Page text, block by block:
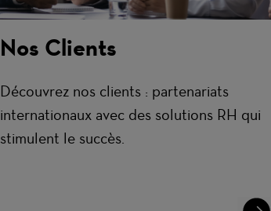
Nos Clients
Découvrez nos clients : partenariats
internationaux avec des solutions RH qui
stimulent le succès.